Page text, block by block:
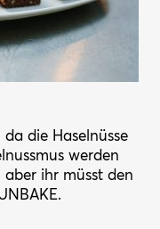
die Haselnüsse
werden
ihr müsst den